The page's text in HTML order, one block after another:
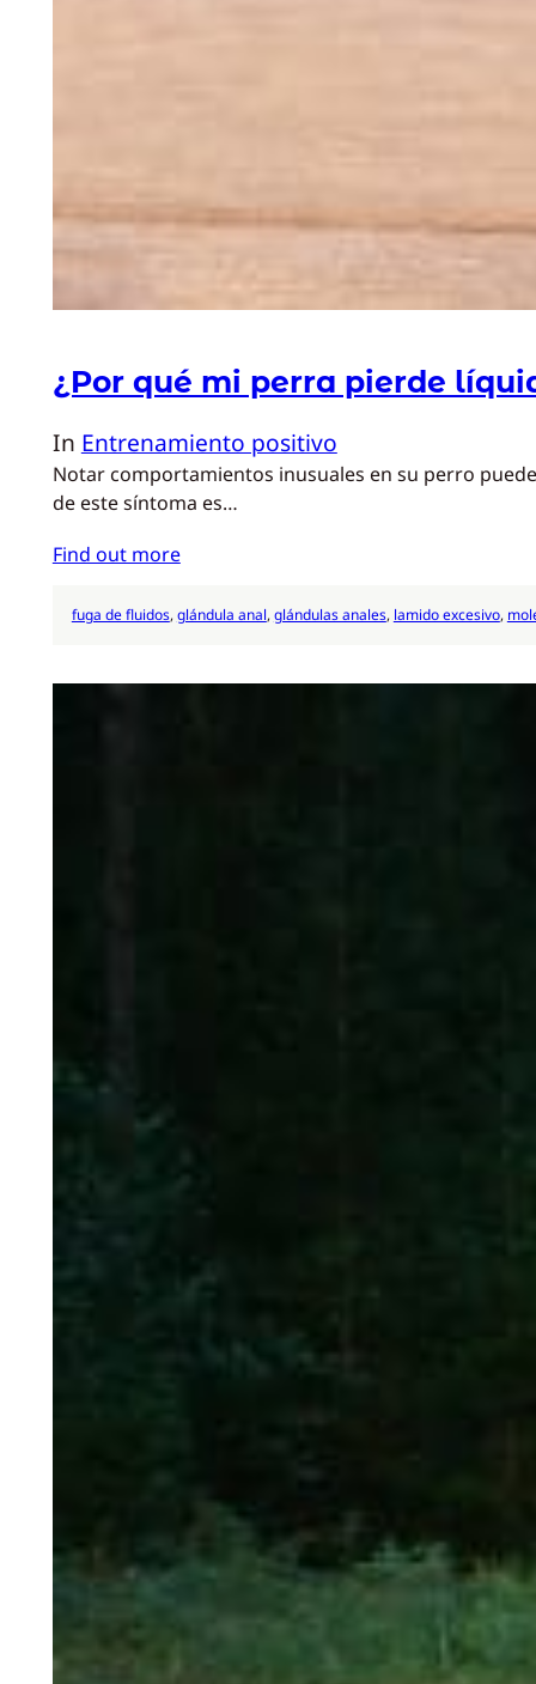
¿Por qué mi perra pierde
In Entrenamiento positivo
Notar comportamientos inusuales en su perro
de este síntoma es…
Find out more
fuga de fluidos, glándula anal, glándulas anales, lamido excesivo,